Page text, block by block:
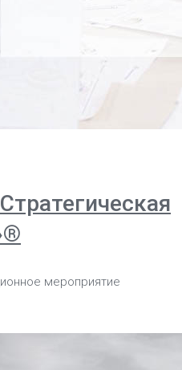
мероприятие